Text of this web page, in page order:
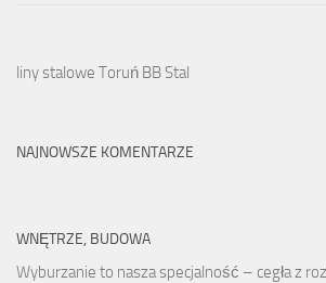
liny stalowe Toruń BB Stal
NAJNOWSZE KOMENTARZE
WNĘTRZE, BUDOWA
Wyburzanie to nasza specjalność – cegła z